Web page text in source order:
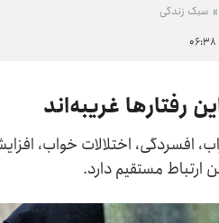
سبک زندگی
رفتارها غریبه‌اند
افسردگی، اختلالات خواب،
ارتباط مستقیم دارد.